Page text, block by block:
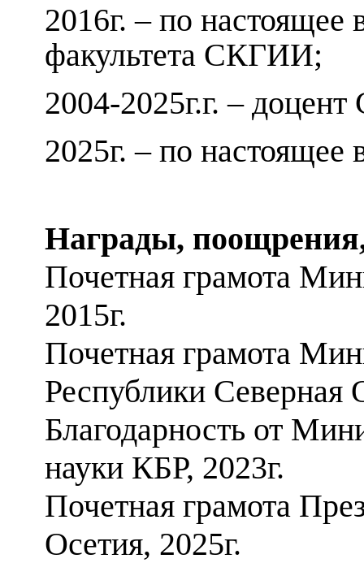
2016г. – по настоящее
факультета СКГИИ;
2004-2025г.г. –
2025г. – по
Награды,
Почетная грамота
2015г.
Почетная грамота
Республики Северная
Благодарность от
науки КБР, 2023г.
Почетная грамота
Осетия, 2025г.